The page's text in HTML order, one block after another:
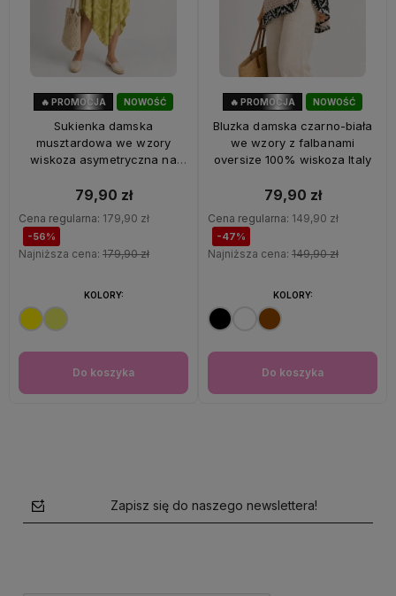
NOWOŚĆ
🔥 PROMOCJA
Sukienka damska
musztardowa we wzory
wiskoza asymetryczna na
79,90 zł
Cena regularna: 179,90 zł
-56%
Najniższa cena: 179,90 zł
Do koszyka
KOLORY:
NOWOŚĆ
🔥 PROMOCJA
Bluzka damska czarno-biała
we wzory z falbanami
oversize 100% wiskoza Italy
79,90 zł
Cena regularna: 149,90 zł
-47%
Najniższa cena: 149,90 zł
Do koszyka
KOLORY:
Zapisz się do naszego newslettera!